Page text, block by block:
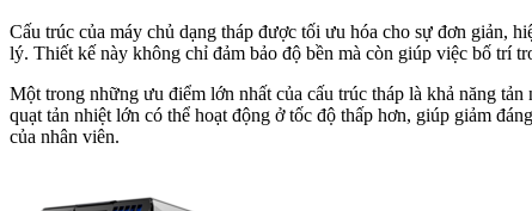
Cấu trúc của máy chủ dạng tháp được tối ưu hóa cho sự đơn giản,
lý. Thiết kế này không chỉ đảm bảo độ bền mà còn giúp việc bố trí
Một trong những ưu điểm lớn nhất của cấu trúc tháp là khả năng
quạt tản nhiệt lớn có thể hoạt động ở tốc độ thấp hơn, giúp giảm
của nhân viên.